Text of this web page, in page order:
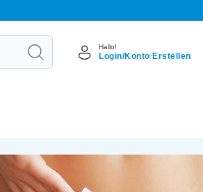
Hallo!
Login/Konto Erstellen